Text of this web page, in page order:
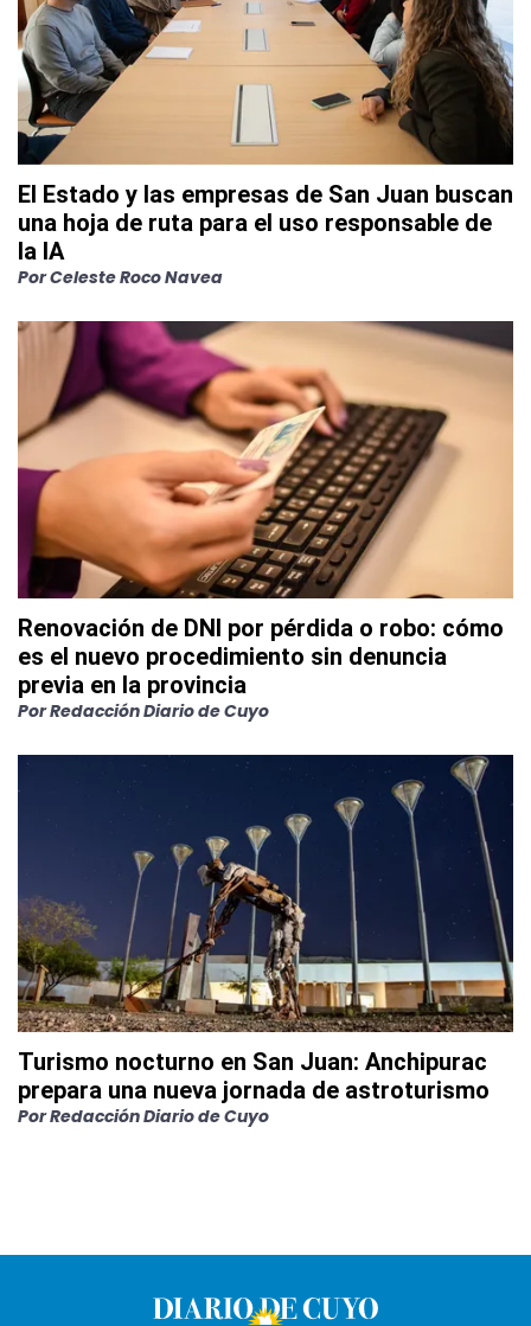
El Estado y las empresas de San Juan buscan
una hoja de ruta para el uso responsable de
la IA
PorCeleste Roco Navea
Renovación de DNI por pérdida o robo: cómo
es el nuevo procedimiento sin denuncia
previa en la provincia
PorRedacción Diario de Cuyo
Turismo nocturno en San Juan: Anchipurac
prepara una nueva jornada de astroturismo
PorRedacción Diario de Cuyo